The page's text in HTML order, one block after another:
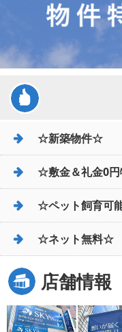
☆新築物件☆
☆敷金＆礼金0
☆ペット飼育可
☆ネット無料☆
店舗情報